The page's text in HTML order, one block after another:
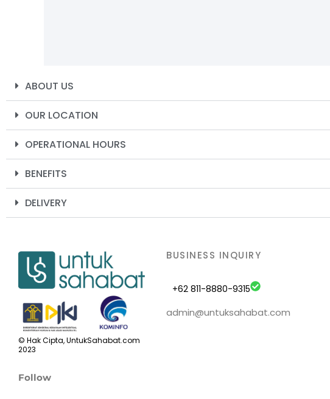
ABOUT US
OUR LOCATION
OPERATIONAL HOURS
BENEFITS
DELIVERY
© Hak Cipta, UntukSahabat.com
2023
Follow
BUSINESS INQUIRY
+62 811-8880-9315
admin@untuksahabat.com